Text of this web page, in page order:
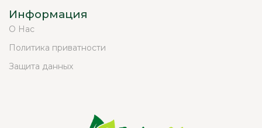
Информация
О Нас
Политика приватности
Защита данных